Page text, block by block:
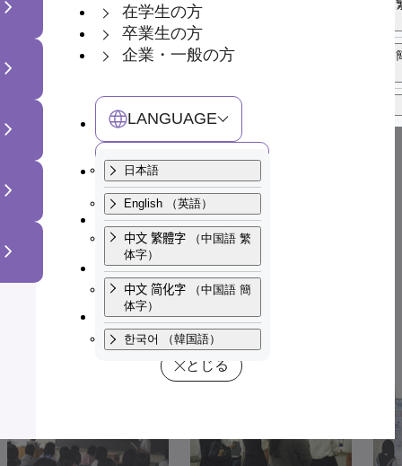
とじる
在学生の方
卒業生の方
企業・一般の方
LANGUAGE
日本語
English （英語）
中文 繁體字
体字）
中文 简化字
体字）
한국어 （韓国語）
交通アクセス
サイトマップ
お問い合わせ
寄附・ご支援
とじる
オープンキャンパス
トップページ 学生生活
一年の流れ
オープンキャンパス